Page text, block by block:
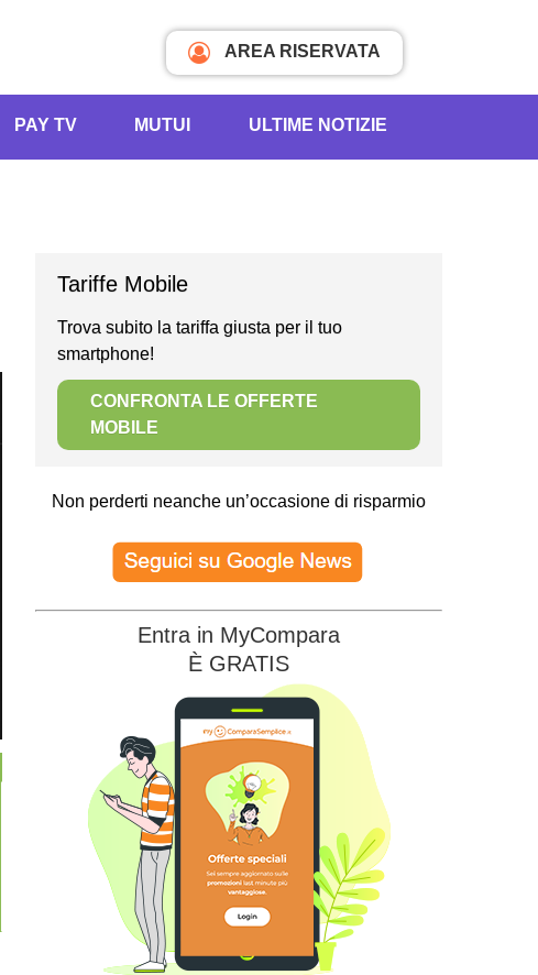
AREA RISERVATA
PAY TV MUTUI ULTIME NOTIZIE
Sky Wifi
22.90€/MESE
Edison Energia
Edison WiFi + Luce e Gas
22.90
Tariffe Mobile
Trova subito la tariffa giusta per il tuo
smartphone!
CONFRONTA LE OFFERTE
MOBILE
Non perderti neanche un’occasione di risparmio
Entra in MyCompara
È GRATIS